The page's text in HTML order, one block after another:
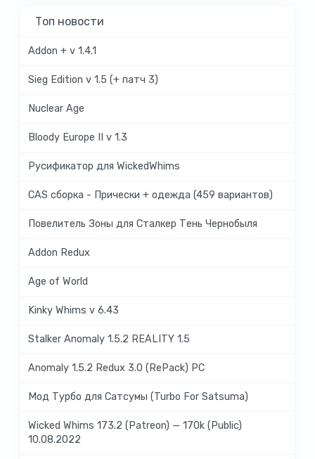
Топ новости
Addon + v 1.4.1
Sieg Edition v 1.5 (+ патч 3)
Nuclear Age
Bloody Europe II v 1.3
Русификатор для WickedWhims
CAS сборка - Прически + одежда (459 вариантов)
Повелитель Зоны для Сталкер Тень Чернобыля
Addon Redux
Age of World
Kinky Whims v 6.43
Stalker Anomaly 1.5.2 REALITY 1.5
Anomaly 1.5.2 Redux 3.0 (RePack) PC
Мод Турбо для Сатсумы (Turbo For Satsuma)
Wicked Whims 173.2 (Patreon) — 170k (Public)
10.08.2022